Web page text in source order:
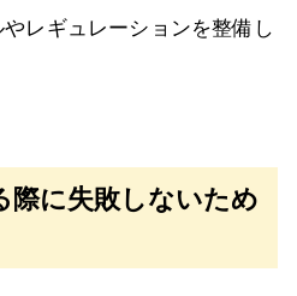
レギュレーションを整備し
際に失敗しないため